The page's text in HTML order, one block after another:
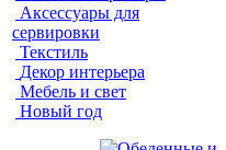
Аксессуары для
сервировки
Текстиль
Декор интерьера
Мебель и свет
Новый год